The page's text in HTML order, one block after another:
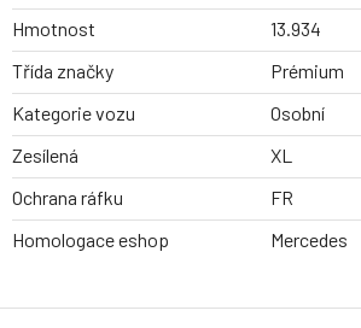
Hmotnost
13.934
Třída značky
Prémium
Kategorie vozu
Osobní
Zesílená
XL
Ochrana ráfku
FR
Homologace eshop
Mercedes